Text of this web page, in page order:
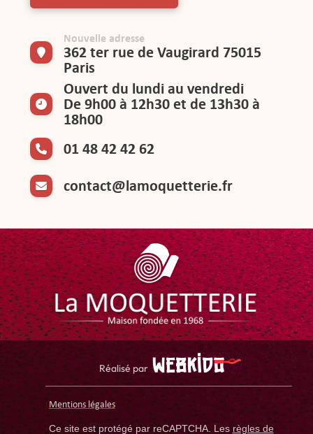
Nouvelle adresse
362 ter rue de Vaugirard 75015
Paris
Ouvert du lundi au vendredi
De 9h00 à 12h30 et de 13h30 à
18h00
01 48 42 42 62
contact@lamoquetterie.fr
Mentions légales
Ce site est protégé par reCAPTCHA. Les règles de
Réalisé par